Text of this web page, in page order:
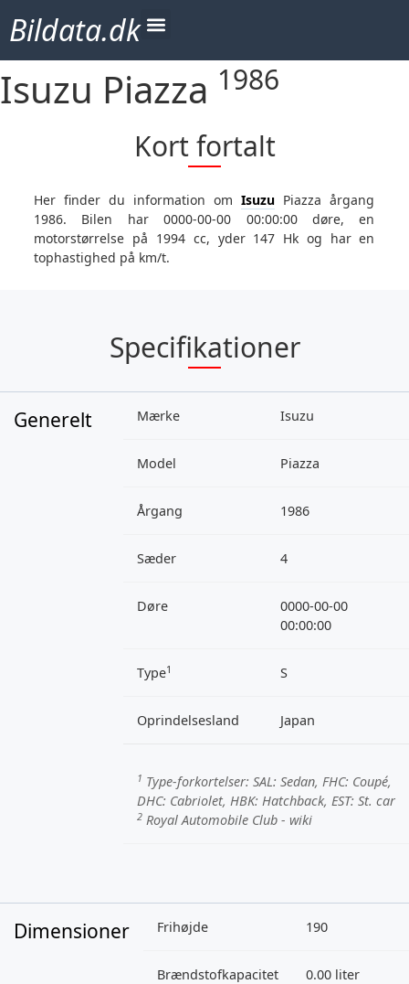
Bildata.dk
Isuzu Piazza 1986
Kort fortalt
Her finder du information omIsuzu Piazza årgang
1986. Bilen har 0000-00-00 00:00:00 døre, en
motorstørrelse på 1994 cc, yder 147 Hk og har en
tophastighed på km/t.
Specifikationer
Generelt Mærke Isuzu
Model Piazza
Årgang 1986
Sæder 4
Døre
0000-00-00
00:00:00
Type1 S
Oprindelsesland Japan
1 Type-forkortelser: SAL: Sedan, FHC: Coupé,
DHC: Cabriolet, HBK: Hatchback, EST: St. car
2 Royal Automobile Club - wiki
Dimensioner Frihøjde 190
Brændstofkapacitet 0.00 liter